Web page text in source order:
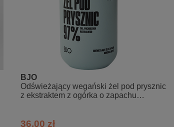
BJO
Odświeżający wegański żel pod prysznic
z ekstraktem z ogórka o zapachu
36,00 zł